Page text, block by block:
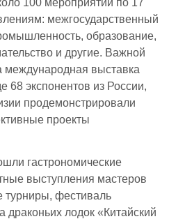
межгосударственный
образование,
и другие. Важной
международная выставка
68 экспонентов из России,
продемонстрировали
проекты
гастрономические
выступления мастеров
турниры, фестиваль
драконьих лодок «Китайский